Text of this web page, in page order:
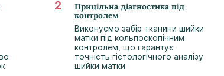
Прицільна діагностика під
контролем
Виконуємо забір тканини шийки
матки під кольпоскопічним
контролем, що гарантує
точність гістологічного аналізу
шийки матки